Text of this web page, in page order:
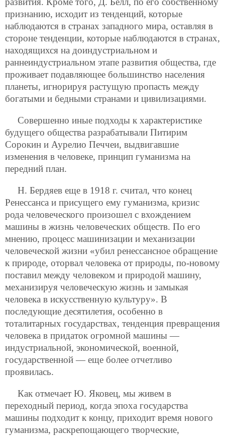
признанию, исходит из тенденций, которые
наблюдаются в странах западного мира, оставляя в
стороне тенденции, которые наблюдаются в странах,
находящихся на доиндустриальном и
раннеиндустриальном этапе развития общества, где
проживает подавляющее большинство населения
планеты, игнорируя растущую пропасть между
богатыми и бедными странами и цивилизациями.
Совершенно иные подходы к характеристике
будущего общества разрабатывали Питирим
Сорокин и Аурелио Печчеи, выдвигавшие
изменения в человеке, принцип гуманизма на
передний план.
Н. Бердяев еще в 1918 г. считал, что конец
Ренессанса и присущего ему гуманизма, кризис
рода человеческого произошел с вхождением
машины в жизнь человеческих обществ. По его
мнению, процесс машинизации и механизации
человеческой жизни «убил ренессансное обращение
к природе, оторвал человека от природы, по-новому
поставил между человеком и природой машину,
механизируя человеческую жизнь и замыкая
человека в искусственную культуру». В
последующие десятилетия, особенно в
тоталитарных государствах, тенденция превращения
человека в придаток огромной машины —
индустриальной, экономической, военной,
государственной — еще более отчетливо
проявилась.
Как отмечает Ю. Яковец, мы живем в
переходный период, когда эпоха государства
машины подходит к концу, приходит время нового
гуманизма, раскрепощающего творческие,